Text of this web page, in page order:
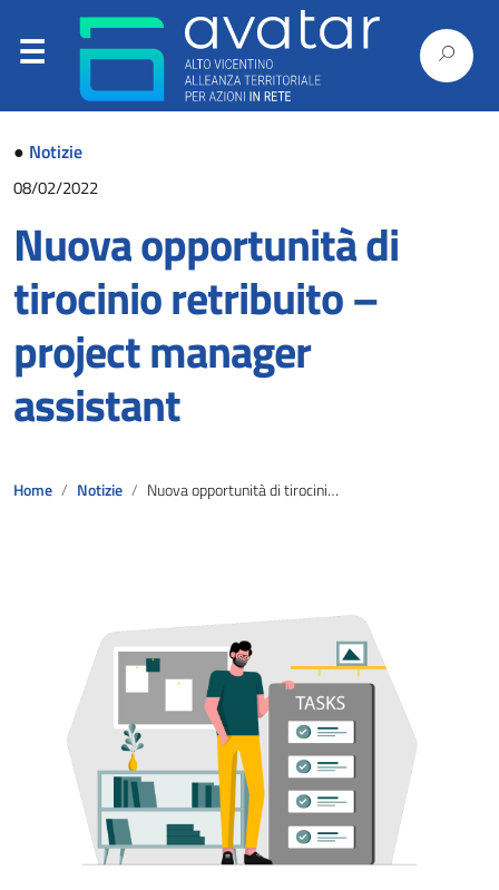
● Notizie
08/02/2022
Nuova opportunità di
tirocinio retribuito –
project manager
assistant
Home Notizie Nuova opportunità di tirocinio retribuito – project manager assistant